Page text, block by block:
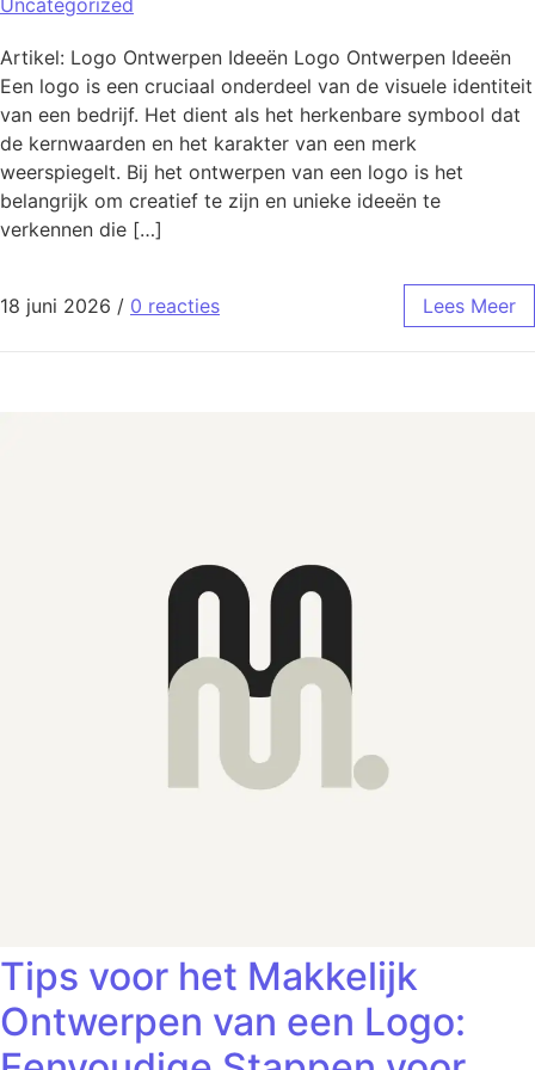
Artikel: Logo Ontwerpen Ideeën Logo Ontwerpen Ideeën
Een logo is een cruciaal onderdeel van de visuele identiteit
van een bedrijf. Het dient als het herkenbare symbool dat
de kernwaarden en het karakter van een merk
weerspiegelt. Bij het ontwerpen van een logo is het
belangrijk om creatief te zijn en unieke ideeën te
verkennen die […]
18 juni 2026 / 0 reacties Lees Meer
Tips voor het Makkelijk
Ontwerpen van een Logo: